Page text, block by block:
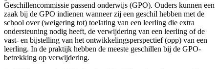
Geschillencommissie passend onderwijs (GPO). Ouders kunnen een
zaak bij de GPO indienen wanneer zij een geschil hebben met de
school over (weigering tot) toelating van een leerling die extra
ondersteuning nodig heeft, de verwijdering van een leerling of de
vast- en bijstelling van het ontwikkelingsperspectief (opp) van een
leerling. In de praktijk hebben de meeste geschillen bij de GPO-
betrekking op verwijdering.